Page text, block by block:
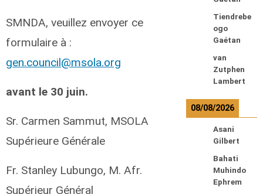
SMNDA, veuillez envoyer ce
formulaire à :
gen.council@msola.org
avant le 30 juin.
Sr. Carmen Sammut, MSOLA
Supérieure Générale
Fr. Stanley Lubungo, M. Afr.
Supérieur Général
Tiendrebe
ogo
Gaétan
van
Zutphen
Lambert
08/08/2026
Asani
Gilbert
Bahati
Muhindo
Ephrem